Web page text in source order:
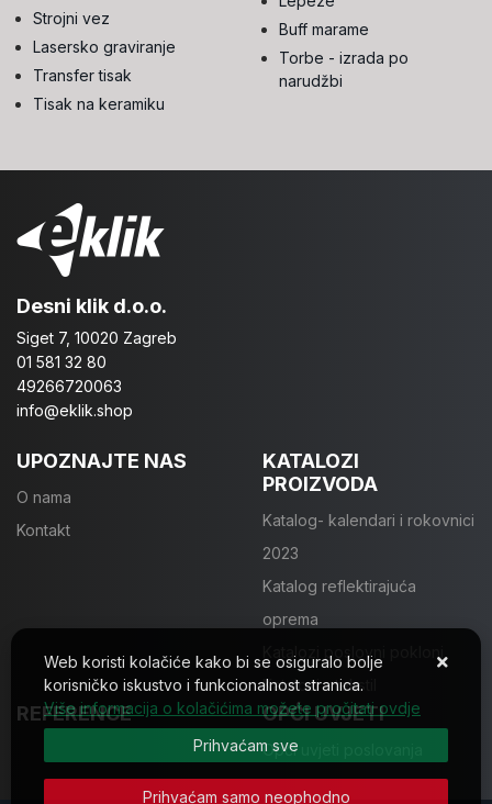
Strojni vez
Lasersko graviranje
Transfer tisak
Tisak na keramiku
Buff marame
Torbe - izrada po
narudžbi
Desni klik d.o.o.
Siget 7, 10020 Zagreb
01 581 32 80
49266720063
info@eklik.shop
UPOZNAJTE NAS
O nama
Kontakt
KATALOZI
PROIZVODA
Katalog- kalendari i rokovnici
2023
Katalog reflektirajuća
oprema
Katalozi poslovni pokloni
Katalozi - tekstil
REFERENCE OPĆI UVJETI
Opći uvjeti poslovanja
Web koristi kolačiće kako bi se osiguralo bolje
korisničko iskustvo i funkcionalnost stranica.
Više informacija o kolačićima možete pročitati ovdje
Prihvaćam sve
Prihvaćam samo neophodno